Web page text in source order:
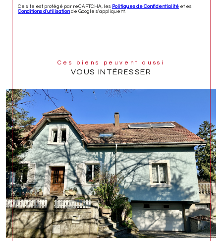
Ce site est protégé par reCAPTCHA, les Politiques de Confidentialité et es
Conditions d'utilisationde Google s'appliquent.
Ces biens peuvent aussi
VOUS INTÉRESSER